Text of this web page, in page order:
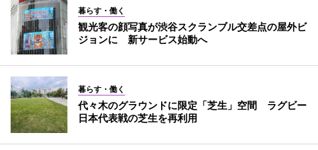
暮らす・働く
観光客の顔写真が渋谷スクランブル交差点の屋外ビ
ジョンに 新サービス始動へ
暮らす・働く
代々木のグラウンドに限定「芝生」空間 ラグビー
日本代表戦の芝生を再利用